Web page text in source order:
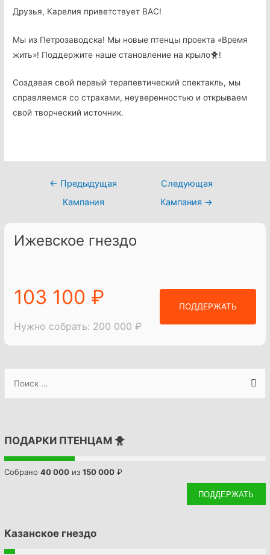
Ижевское гнездо
103 100 ₽
Нужно собрать: 200 000 ₽
ПОДДЕРЖАТЬ
c
h
f
ПОДАРКИ ПТЕНЦАМ 🐥
Собрано40 000 из150 000 ₽
ПОДДЕРЖАТЬ
Казанское гнездо
Друзья, Карелия приветствует ВАС!
Мы из Петрозаводска! Мы новые птенцы проекта «Время
жить»! Поддержите наше становление на крыло🐥!
Создавая свой первый терапевтический спектакль, мы
справляемся со страхами, неуверенностью и открываем
свой творческий источник.
Навигация
← Предыдущая
Кампания
Следующая
Кампания →